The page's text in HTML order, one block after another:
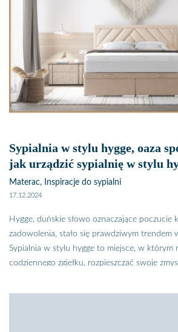
W 2025 roku sypialnia to oaza spokoju i
pomieszczeniu odgrywają kluczową rolę. W
wnętrzarskich najważniejsza jest harmonia,
indywidualizm. Modne kolory do sypialni w
odzwierciedlają te wartości, tworząc
regeneracji i odprężeniu. To właśnie za
w 2025 roku to prawdziwa oaza spokoju,
której zapominamy o wszystkich troskach i
progiem sypialni.
Sypialnia w stylu hygge, oaza
jak urządzić sypialnię w stylu
Materac, Inspiracje do sypialni
17.12.2024
Hygge, duńskie słowo oznaczające
zadowolenia, stało się prawdziwym trendem
Sypialnia w stylu hygge to miejsce, w którym
codziennego zgiełku, rozpieszczać swoje
Sypialnia w stylu hygge, czyli sypialnia po
które rozpieszcza zmysły, zachwyca